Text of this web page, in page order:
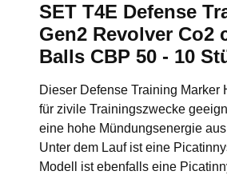
SET T4E Defense
Gen2 Revolver Co2
Balls CBP 50 - 10
Dieser Defense Training Marker
für zivile Trainingszwecke
eine hohe Mündungsenergie
Unter dem Lauf ist eine
Modell ist ebenfalls eine